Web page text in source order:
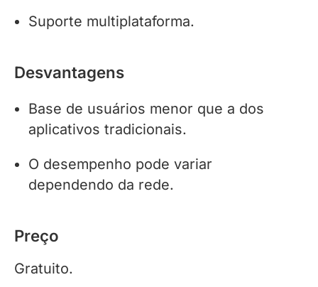
Suporte multiplataforma.
Desvantagens
Base de usuários menor que a dos
aplicativos tradicionais.
O desempenho pode variar
dependendo da rede.
Preço
Gratuito.